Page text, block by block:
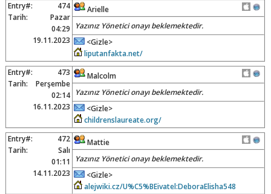
Entry#:
474
Tarih:
Pazar
04:29
19.11.2023
Arielle
Yazınız Yönetici onayı beklemektedir.
<Gizle>
liputanfakta.net/
Entry#:
473
Tarih:
Perşembe
02:14
16.11.2023
Malcolm
Yazınız Yönetici onayı beklemektedir.
<Gizle>
childrenslaureate.org/
Entry#:
472
Tarih:
Salı
01:11
14.11.2023
Mattie
Yazınız Yönetici onayı beklemektedir.
<Gizle>
alejwiki.cz/U%C5%BEivatel:DeboraElisha548